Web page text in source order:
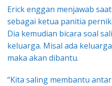
Erick enggan menjawab
sebagai ketua panitia
Dia kemudian bicara soal
keluarga. Misal ada
maka akan dibantu.
“Kita saling membantu